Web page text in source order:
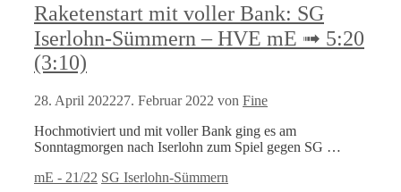
Raketenstart mit voller Bank: SG
Iserlohn-Sümmern – HVE mE ➟ 5:20
(3:10)
28. April 202227. Februar 2022 von Fine
Hochmotiviert und mit voller Bank ging es am
Sonntagmorgen nach Iserlohn zum Spiel gegen SG …
Kategorien
mE - 21/22 Schlagwörter
SG Iserlohn-Sümmern